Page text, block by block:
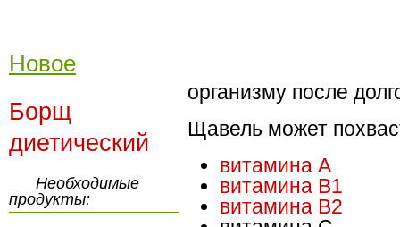
организму после
Щавель может
витамина А
витамина В1
витамина В2
Новое
Борщ
диетический
Необходимые
продукты: